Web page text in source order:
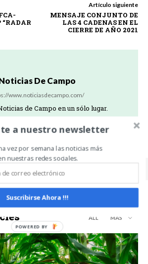
Artículo siguiente
MENSAJE CONJUNTO DE
LAS 4 CADENAS EN EL
CIERRE DE AÑO 2021
De Campo
www.noticiasdecampo.com/
de Campo en un sólo lugar.
ALL MÁS
a nuestro newsletter
vez por semana las noticias más
nuestras redes sociales.
Suscribirse Ahora !!!